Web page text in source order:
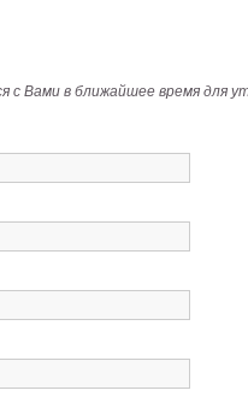
с Вами в ближайшее время для